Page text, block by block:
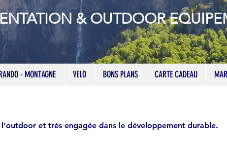
& OUTDOOR
- MONTAGNE VELO BONS PLANS CARTE CADEAU
et très engagée dans le développement durable.